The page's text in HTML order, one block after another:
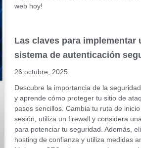
web hoy!
Las claves para implementar
sistema de autenticación
26 octubre, 2025
Descubre la importancia de la
y aprende cómo proteger tu sitio de
pasos sencillos. Cambia tu ruta de
sesión, utiliza un firewall y considera
para potenciar tu seguridad. Además,
hosting de confianza y utiliza medidas